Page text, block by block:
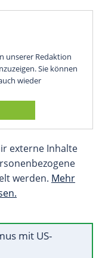
unserer Redaktion
Sie können
wieder
externe Inhalte
werden. Mehr
mit US-